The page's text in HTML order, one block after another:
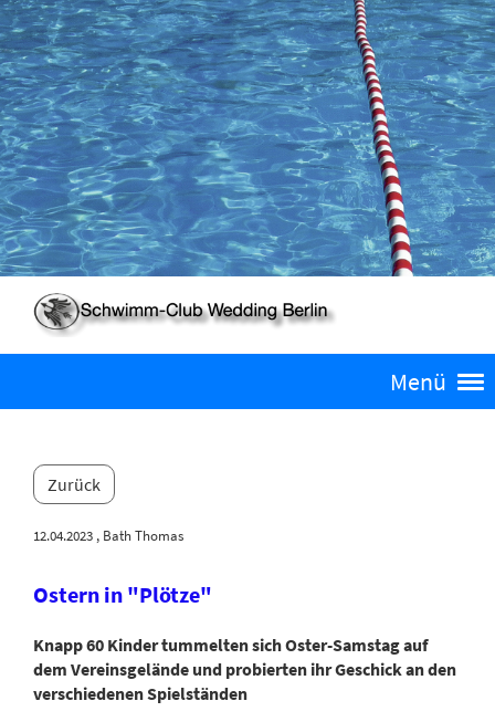
Menü
Zurück
12.04.2023 , Bath Thomas
Ostern in "Plötze"
Knapp 60 Kinder tummelten sich Oster-Samstag auf
dem Vereinsgelände und probierten ihr Geschick an den
verschiedenen Spielständen